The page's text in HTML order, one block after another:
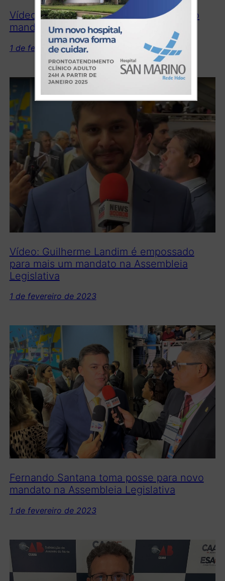
Vídeo: Davi de Raimundão assume novo
mandato na Assembleia Legislativa
1 de fevereiro de 2023
Vídeo: Guilherme Landim é empossado
para mais um mandato na Assembleia
Legislativa
1 de fevereiro de 2023
Fernando Santana toma posse para novo
mandato na Assembleia Legislativa
1 de fevereiro de 2023